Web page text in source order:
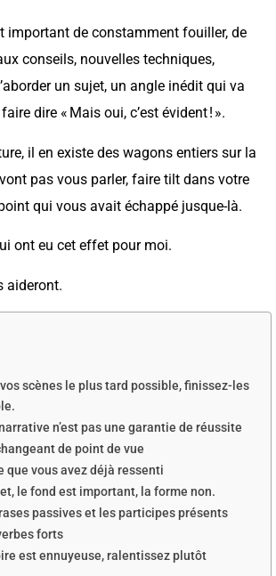
important de constamment fouiller, de
conseils, nouvelles techniques,
un sujet, un angle inédit qui va
dire « Mais oui, c’est évident ! ».
il en existe des wagons entiers sur la
pas vous parler, faire tilt dans votre
qui vous avait échappé jusque-là.
ont eu cet effet pour moi.
aideront.
scènes le plus tard possible, finissez-les
n’est pas une garantie de réussite
de point de vue
que vous avez déjà ressenti
le fond est important, la forme non.
passives et les participes présents
forts
est ennuyeuse, ralentissez plutôt